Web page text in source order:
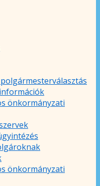
önkormányzati
önkormányzati